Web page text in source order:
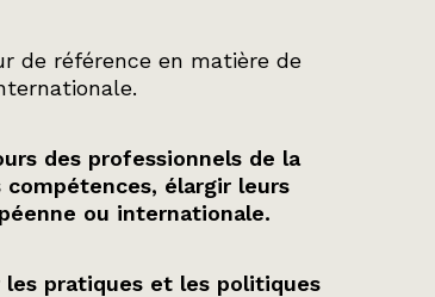
de référence en matière de
des professionnels de la
élargir leurs
ou internationale.
pratiques et les politiques